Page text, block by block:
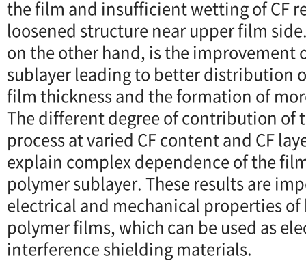
the film and insufficient wetting of CF
loosened structure near upper film
on the other hand, is the
sublayer leading to better distribution
film thickness and the formation of
The different degree of contribution of
process at varied CF content and CF
explain complex dependence of the
polymer sublayer. These results are
electrical and mechanical properties
polymer films, which can be used as
interference shielding materials.